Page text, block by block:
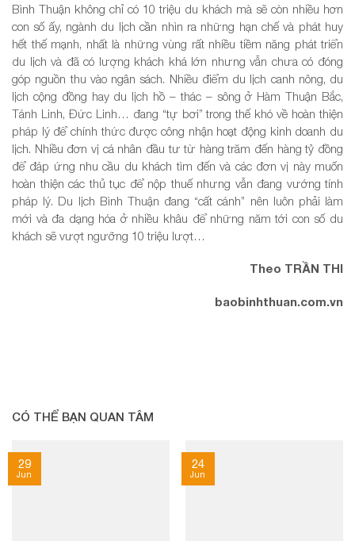
Bình Thuận không chỉ có 10 triệu du khách mà sẽ còn nhiều hơn
con số ấy, ngành du lịch cần nhìn ra những hạn chế và phát huy
hết thế mạnh, nhất là những vùng rất nhiều tiềm năng phát triển
du lịch và đã có lượng khách khá lớn nhưng vẫn chưa có đóng
góp nguồn thu vào ngân sách. Nhiều điểm du lịch canh nông, du
lịch cộng đồng hay du lịch hồ – thác – sông ở Hàm Thuận Bắc,
Tánh Linh, Đức Linh… đang “tự bơi” trong thế khó về hoàn thiện
pháp lý để chính thức được công nhận hoạt động kinh doanh du
lịch. Nhiều đơn vị cá nhân đầu tư từ hàng trăm đến hàng tỷ đồng
để đáp ứng nhu cầu du khách tìm đến và các đơn vị này muốn
hoàn thiện các thủ tục để nộp thuế nhưng vẫn đang vướng tính
pháp lý. Du lịch Bình Thuận đang “cất cánh” nên luôn phải làm
mới và đa dạng hóa ở nhiều khâu để những năm tới con số du
khách sẽ vượt ngưỡng 10 triệu lượt…
Theo TRẦN THI
baobinhthuan.com.vn
CÓ THỂ BẠN QUAN TÂM
29
Jun
24
Jun